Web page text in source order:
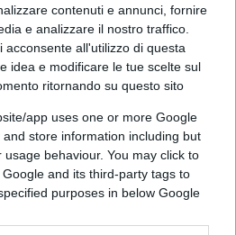
contenuti e annunci, fornire
e analizzare il nostro traffico.
acconsente all'utilizzo di questa
idea e modificare le tue scelte sul
ritornando su questo sito
app uses one or more Google
store information including but
behaviour. You may click to
and its third-party tags to
purposes in below Google
tanto quanto lo